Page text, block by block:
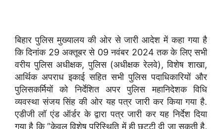
बिहार पुलिस मुख्यालय की ओर से जारी आदेश में कहा गया है
कि दिनांक 29 अक्तूबर से 09 नवंबर 2024 तक के लिए सभी
वरीय पुलिस अधीक्षक, पुलिस (अधीक्षक रेलवे), विशेष शाखा,
आर्थिक अपराध इकाई सहित सभी पुलिस पदाधिकारियों और
पुलिसकर्मियों को निर्देशित अपर पुलिस महानिदेशक विधि
व्यवस्था संजय सिंह की ओर यह पत्र जारी कर किया गया है.
एडीजी लॉ एंड ऑर्डर के द्वारा पत्र जारी कर यह निर्देश दिया
गया है कि ”केवल विशेष परिस्थिति में ही छुट्टी दी जा सकती है,